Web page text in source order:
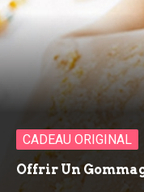
CADEAU ORIGINAL
Offrir Un